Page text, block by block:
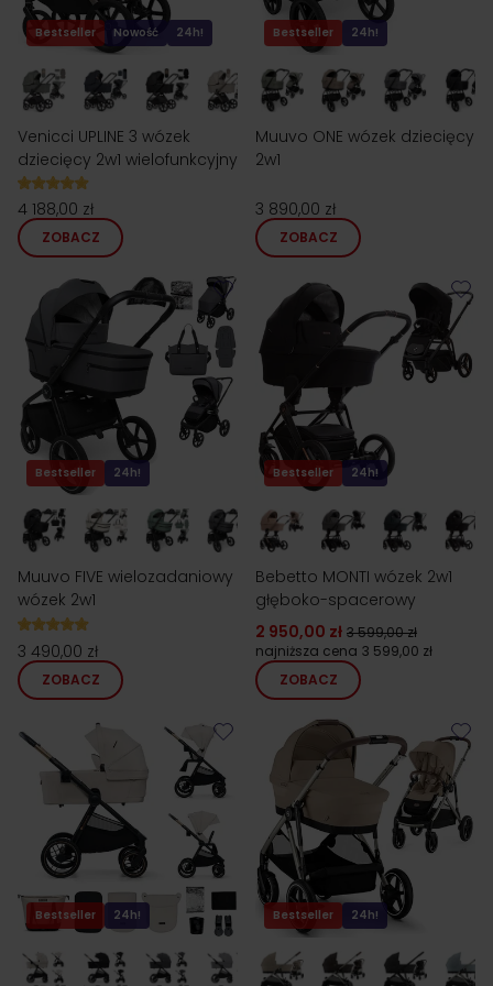
Bestseller Nowość 24h!
Venicci UPLINE 3 wózek
dziecięcy 2w1 wielofunkcyjny
4 188,00 zł
ZOBACZ
Bestseller 24h!
Muuvo ONE wózek dziecięcy
2w1
3 890,00 zł
ZOBACZ
Bestseller 24h!
Muuvo FIVE wielozadaniowy
wózek 2w1
3 490,00 zł
ZOBACZ
Bestseller 24h!
Bebetto MONTI wózek 2w1
głęboko-spacerowy
2 950,00 zł 3 599,00 zł
najniższa cena 3 599,00 zł
ZOBACZ
Bestseller 24h! Bestseller 24h!